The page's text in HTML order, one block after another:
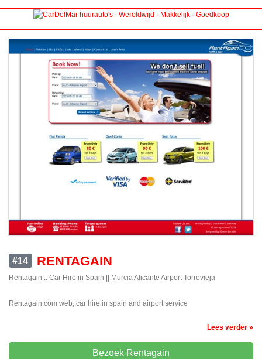
#14 RENTAGAIN
Rentagain :: Car Hire in Spain || Murcia Alicante Airport Torrevieja
Rentagain.com web, car hire in spain and airport service
Lees verder »
Bezoek Rentagain